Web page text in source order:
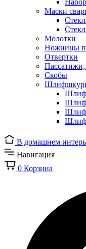
Маски
Молотки
Ножницы
Отвертки
Скобы
В домашнем
Навигация
0 Корзина